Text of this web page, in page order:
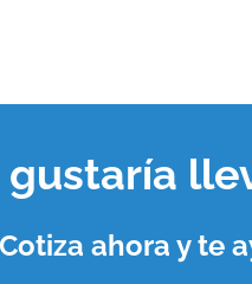
gustaría
Cotiza ahora y te